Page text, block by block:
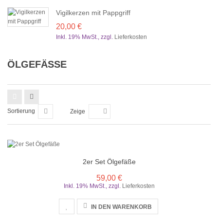
Vigilkerzen mit Pappgriff
20,00 €
Inkl. 19% MwSt., zzgl. Lieferkosten
ÖLGEFÄSSE
Sortierung Zeige
2er Set Ölgefäße
59,00 €
Inkl. 19% MwSt. zzgl. Lieferkosten
IN DEN WARENKORB